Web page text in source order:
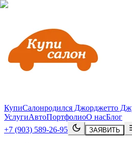
КупиСалонродился Джорджетто
УслугиАвтоПортфолиоО насБлог
+7 (903) 589-26-95
ЗАЯВИТЬ